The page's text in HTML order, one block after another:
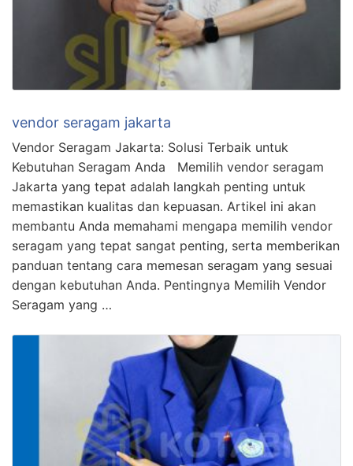
vendor seragam jakarta
Vendor Seragam Jakarta: Solusi Terbaik untuk
Kebutuhan Seragam Anda Memilih vendor seragam
Jakarta yang tepat adalah langkah penting untuk
memastikan kualitas dan kepuasan. Artikel ini akan
membantu Anda memahami mengapa memilih vendor
seragam yang tepat sangat penting, serta memberikan
panduan tentang cara memesan seragam yang sesuai
dengan kebutuhan Anda. Pentingnya Memilih Vendor
Seragam yang …